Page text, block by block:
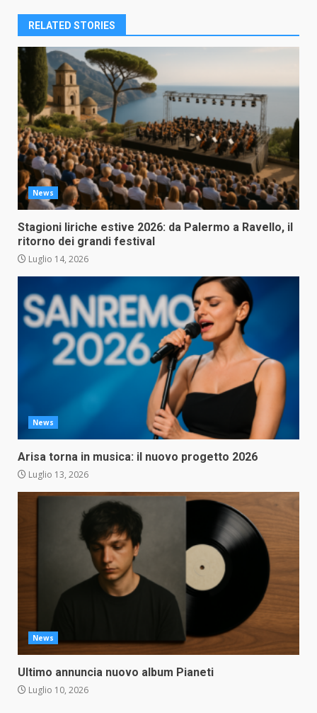
RELATED STORIES
News
Stagioni liriche estive 2026: da Palermo a Ravello, il
ritorno dei grandi festival
Luglio 14, 2026
News
Arisa torna in musica: il nuovo progetto 2026
Luglio 13, 2026
News
Ultimo annuncia nuovo album Pianeti
Luglio 10, 2026